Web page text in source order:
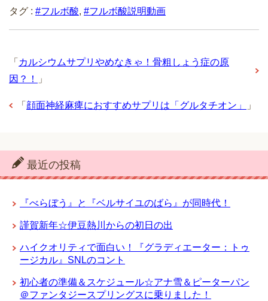
タグ : #フルボ酸, #フルボ酸説明動画
「 カルシウムサプリやめなきゃ！骨粗しょう症の原
因？！
」
「 顔面神経麻痺におすすめサプリは「グルタチオン」 」
最近の投稿
『べらぼう』と『ベルサイユのばら』が同時代！
謹賀新年☆伊豆熱川からの初日の出
ハイクオリティで面白い！『グラディエーター：トゥ
ージカル』SNLのコント
初心者の準備＆スケジュール☆アナ雪＆ピーターパン
＠ファンタジースプリングスに乗りました！